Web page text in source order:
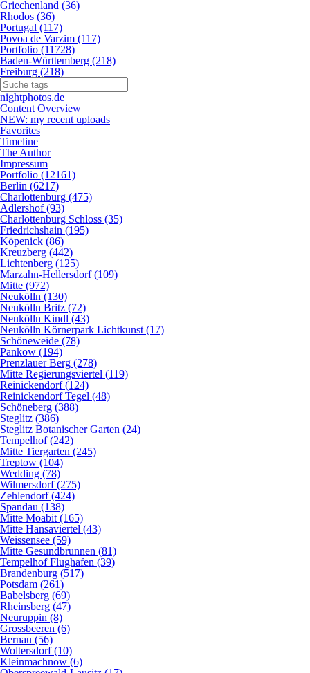
Griechenland (36)
Rhodos (36)
Portugal (117)
Povoa de Varzim (117)
Portfolio (11728)
Baden-Württemberg (218)
Freiburg (218)
nightphotos.de
Content Overview
NEW: my recent uploads
Favorites
Timeline
The Author
Impressum
Portfolio (12161)
Berlin (6217)
Charlottenburg (475)
Adlershof (93)
Charlottenburg Schloss (35)
Friedrichshain (195)
Köpenick (86)
Kreuzberg (442)
Lichtenberg (125)
Marzahn-Hellersdorf (109)
Mitte (972)
Neukölln (130)
Neukölln Britz (72)
Neukölln Kindl (43)
Neukölln Körnerpark Lichtkunst (17)
Schöneweide (78)
Pankow (194)
Prenzlauer Berg (278)
Mitte Regierungsviertel (119)
Reinickendorf (124)
Reinickendorf Tegel (48)
Schöneberg (388)
Steglitz (386)
Steglitz Botanischer Garten (24)
Tempelhof (242)
Mitte Tiergarten (245)
Treptow (104)
Wedding (78)
Wilmersdorf (275)
Zehlendorf (424)
Spandau (138)
Mitte Moabit (165)
Mitte Hansaviertel (43)
Weissensee (59)
Mitte Gesundbrunnen (81)
Tempelhof Flughafen (39)
Brandenburg (517)
Potsdam (261)
Babelsberg (69)
Rheinsberg (47)
Neuruppin (8)
Grossbeeren (6)
Bernau (56)
Woltersdorf (10)
Kleinmachnow (6)